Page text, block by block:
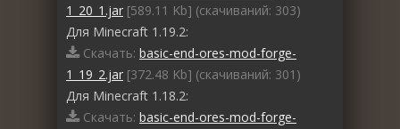
1_20_1.jar [589.11 Kb] (cкачиваний: 303)
Для Minecraft 1.19.2:
Скачать: basic-end-ores-mod-forge-
1_19_2.jar [372.48 Kb] (cкачиваний: 301)
Для Minecraft 1.18.2:
Скачать: basic-end-ores-mod-forge-